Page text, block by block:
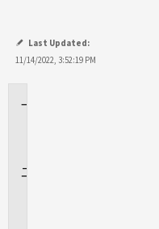
Last Updated:
11/14/2022, 3:52:19 PM